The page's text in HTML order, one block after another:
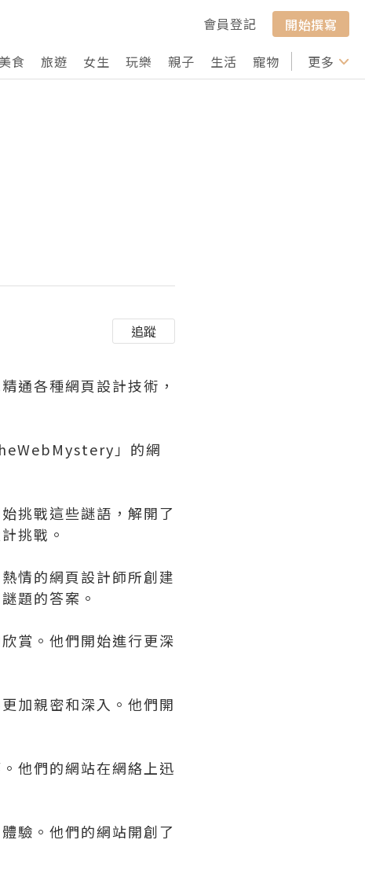
會員登記
開始撰寫
美食 旅遊 女生 玩樂 親子 生活 寵物 行山 打卡
更多
追蹤
通各種網頁設計技術，
」的網
挑戰這些謎語，解開了
挑戰。
情的網頁設計師所創建
題的答案。
賞。他們開始進行更深
加親密和深入。他們開
他們的網站在網絡上迅
驗。他們的網站開創了